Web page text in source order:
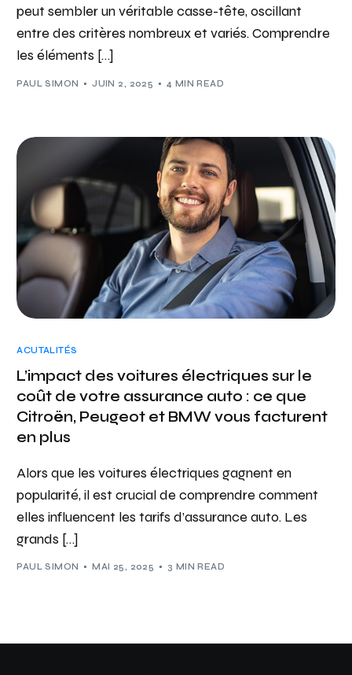
peut sembler un véritable casse-tête, oscillant
entre des critères nombreux et variés. Comprendre
les éléments […]
PAUL SIMON JUIN 2, 2025 4 MIN READ
ACUTALITÉS
L’impact des voitures électriques sur le
coût de votre assurance auto : ce que
Citroën, Peugeot et BMW vous facturent
en plus
Alors que les voitures électriques gagnent en
popularité, il est crucial de comprendre comment
elles influencent les tarifs d’assurance auto. Les
grands […]
PAUL SIMON MAI 25, 2025 3 MIN READ